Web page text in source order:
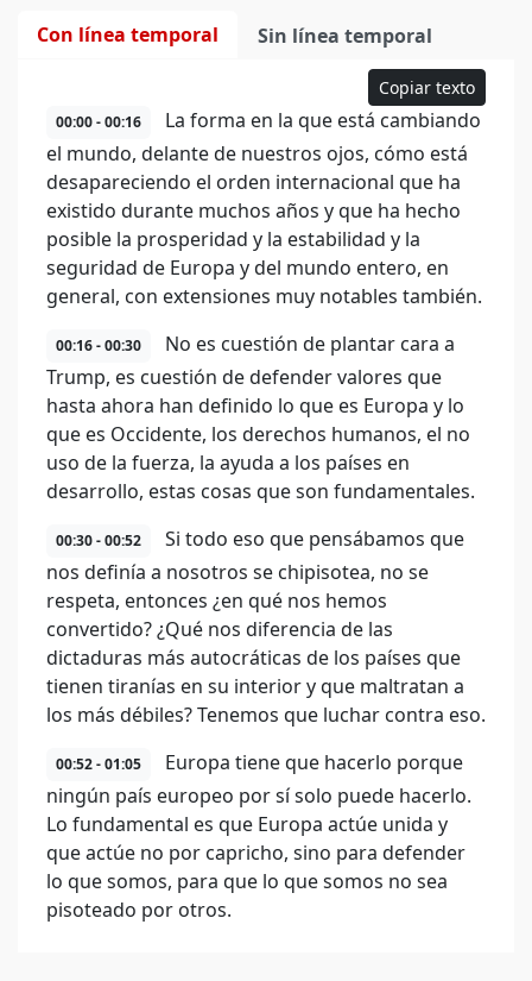
Con línea temporal Sin línea temporal
Copiar texto
00:00 - 00:16
La forma en la que está cambiando
el mundo, delante de nuestros ojos, cómo está
desapareciendo el orden internacional que ha
existido durante muchos años y que ha hecho
posible la prosperidad y la estabilidad y la
seguridad de Europa y del mundo entero, en
general, con extensiones muy notables también.
00:16 - 00:30
No es cuestión de plantar cara a
Trump, es cuestión de defender valores que
hasta ahora han definido lo que es Europa y lo
que es Occidente, los derechos humanos, el no
uso de la fuerza, la ayuda a los países en
desarrollo, estas cosas que son fundamentales.
00:30 - 00:52
Si todo eso que pensábamos que
nos definía a nosotros se chipisotea, no se
respeta, entonces ¿en qué nos hemos
convertido? ¿Qué nos diferencia de las
dictaduras más autocráticas de los países que
tienen tiranías en su interior y que maltratan a
los más débiles? Tenemos que luchar contra eso.
00:52 - 01:05
Europa tiene que hacerlo porque
ningún país europeo por sí solo puede hacerlo.
Lo fundamental es que Europa actúe unida y
que actúe no por capricho, sino para defender
lo que somos, para que lo que somos no sea
pisoteado por otros.